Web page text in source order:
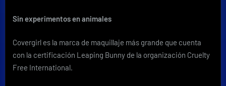
Sin experimentos en animales
Covergirl es la marca de maquillaje más grande que cuenta
con la certificación Leaping Bunny de la organización Cruelty
Free International.